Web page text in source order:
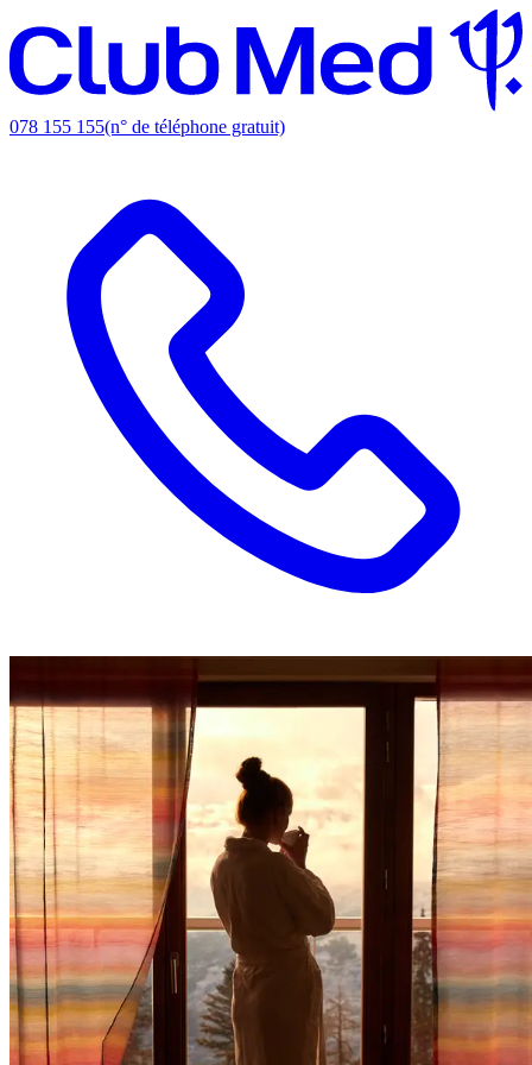
078 155 155(n° de téléphone gratuit)